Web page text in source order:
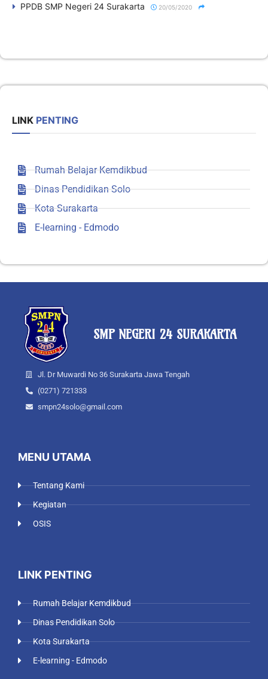
PPDB SMP Negeri 24 Surakarta 20/05/2020
LINK PENTING
Rumah Belajar Kemdikbud
Dinas Pendidikan Solo
Kota Surakarta
E-learning - Edmodo
SMP NEGERI 24 SURAKARTA
Jl. Dr Muwardi No 36 Surakarta Jawa Tengah
(0271) 721333
smpn24solo@gmail.com
MENU UTAMA
Tentang Kami
Kegiatan
OSIS
LINK PENTING
Rumah Belajar Kemdikbud
Dinas Pendidikan Solo
Kota Surakarta
E-learning - Edmodo